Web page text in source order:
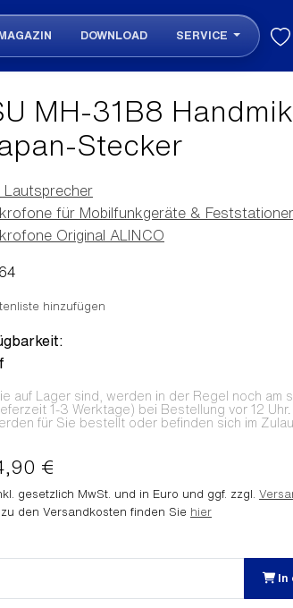
DOWNLOAD SERVICE
MH-31B8
Stecker
Lautsprecher
für Mobilfunkgeräte &
Original ALINCO
hinzufügen
auf Lager sind, werden in der Regel noch am
1-3 Werktage) bei Bestellung vor 12
für Sie bestellt oder befinden sich im
€
gesetzlich MwSt. und in Euro und ggf. zzgl.
den Versandkosten finden Sie hier
In